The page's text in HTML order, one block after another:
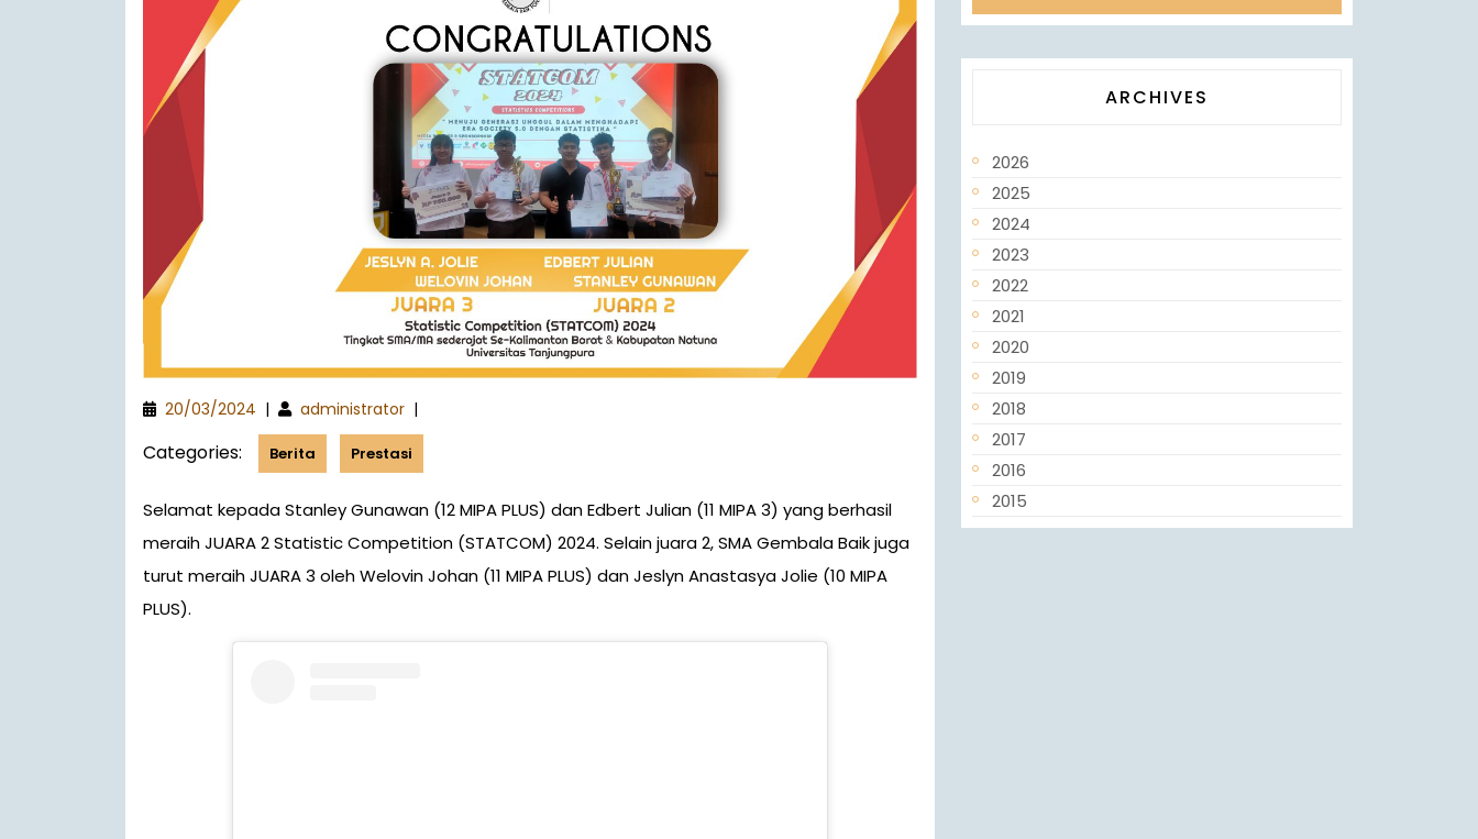
20/03/2024 | administrator |
Categories: Berita Prestasi
Selamat kepada Stanley Gunawan (12 MIPA PLUS) dan Edbert Julian (11 MIPA 3) yang berhasil
meraih JUARA 2 Statistic Competition (STATCOM) 2024. Selain juara 2, SMA Gembala Baik juga
turut meraih JUARA 3 oleh Welovin Johan (11 MIPA PLUS) dan Jeslyn Anastasya Jolie (10 MIPA
PLUS).
ARCHIVES
2026
2025
2024
2023
2022
2021
2020
2019
2018
2017
2016
2015